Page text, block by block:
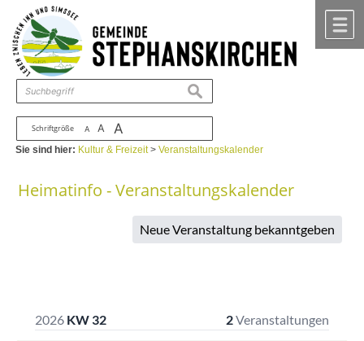
Zum Inhalt ,zur Navigation
Schriftgröße A A A
suchen
Sie sind hier: Kultur & Freizeit>Veranstaltungskalender
Heimatinfo - Veranstaltungskalender